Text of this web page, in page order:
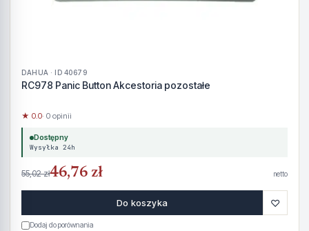
DAHUA · ID 40679
RC978 Panic Button Akcestoria pozostałe
★ 0.0· 0 opinii
Dostępny
Wysyłka 24h
55,02 zł46,76 zł netto
Do koszyka ♡
Dodaj do porównania